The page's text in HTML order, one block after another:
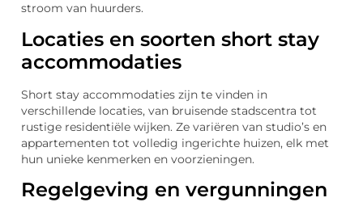
stroom van huurders.
Locaties en soorten short stay
accommodaties
Short stay accommodaties zijn te vinden in
verschillende locaties, van bruisende stadscentra tot
rustige residentiële wijken. Ze variëren van studio’s en
appartementen tot volledig ingerichte huizen, elk met
hun unieke kenmerken en voorzieningen.
Regelgeving en vergunningen